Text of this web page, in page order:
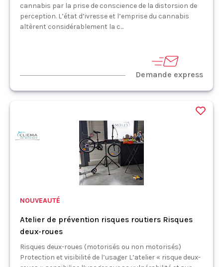
cannabis par la prise de conscience de la distorsion de
perception. L’état d’ivresse et l’emprise du cannabis
altèrent considérablement la c...
Demande express
NOUVEAUTÉ
Atelier de prévention risques routiers Risques
deux-roues
Risques deux-roues (motorisés ou non motorisés)
Protection et visibilité de l’usager L’atelier « risque deux-